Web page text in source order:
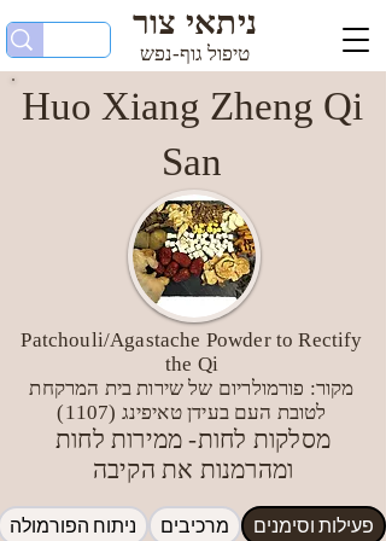
ניתאי צור
טיפול גוף-נפש
Huo Xiang Zheng Qi
San
Patchouli/Agastache Powder to Rectify
the Qi
מקור: פורמולריום של שירות בית המרקחת
לטובת העם בעידן טאיפינג (1107)
מסלקות לחות- ממירות לחות
ומהרמנות את הקיבה
פעילות וסימנים מרכיבים ניתוח הפורמולה